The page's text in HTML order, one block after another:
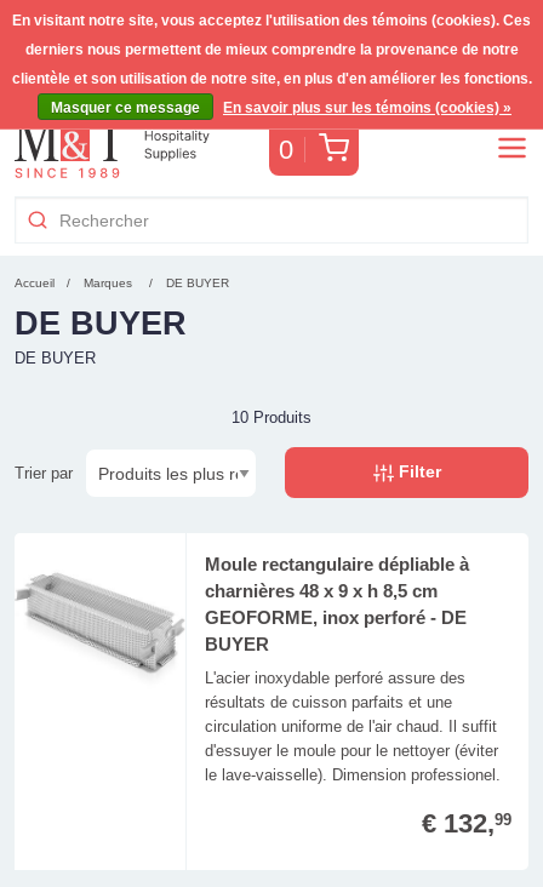
0 Panier
Accueil Marques DE BUYER
DE BUYER
DE BUYER
10 Produits
Trier par Filter
Moule rectangulaire dépliable à
charnières 48 x 9 x h 8,5 cm
GEOFORME, inox perforé - DE
BUYER
L'acier inoxydable perforé assure des
résultats de cuisson parfaits et une
circulation uniforme de l'air chaud. Il suffit
d'essuyer le moule pour le nettoyer (éviter
le lave-vaisselle). Dimension professionel.
€ 132,99
En visitant notre site, vous acceptez l'utilisation des témoins (cookies). Ces
derniers nous permettent de mieux comprendre la provenance de notre
clientèle et son utilisation de notre site, en plus d'en améliorer les fonctions.
Masquer ce message
En savoir plus sur les témoins (cookies) »